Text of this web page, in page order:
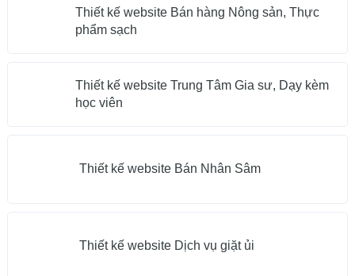
Thiết kế website Bán hàng Nông sản, Thực
phẩm sạch
Thiết kế website Trung Tâm Gia sư, Dạy kèm
học viên
Thiết kế website Bán Nhân Sâm
Thiết kế website Dịch vụ giặt ủi